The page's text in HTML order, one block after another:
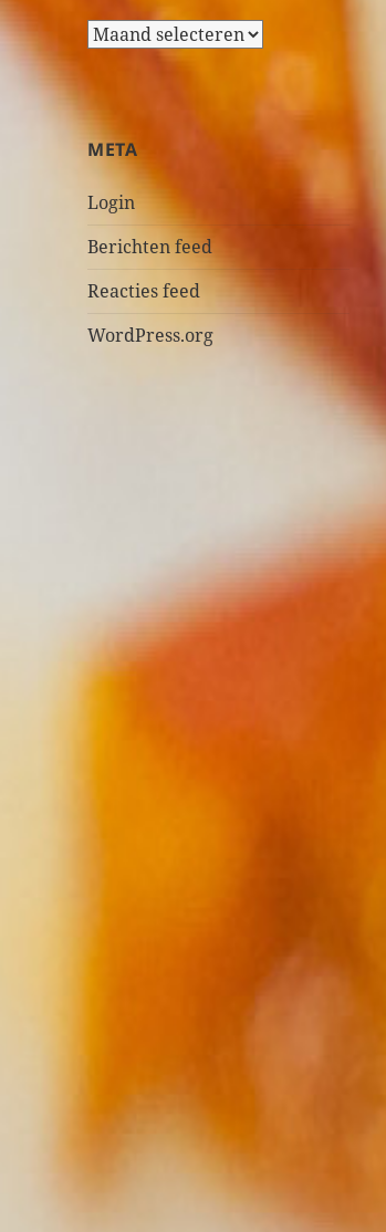
A
i
v
n
META
Login
Berichten feed
Reacties feed
WordPress.org